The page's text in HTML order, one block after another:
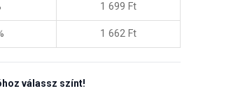
1 699 Ft
1 662 Ft
válassz színt!